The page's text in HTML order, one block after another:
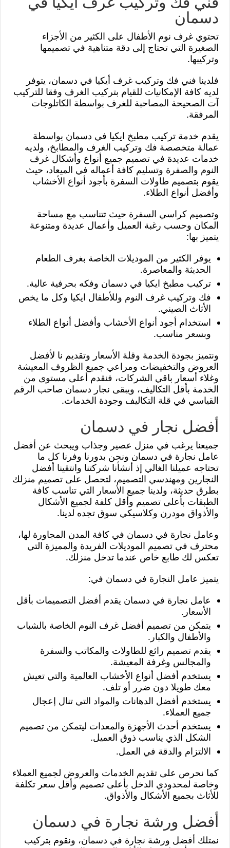
دسمان
تحتوي غرف نوم الأطفال على الكثير من الأجزاء
الصغيرة التي تحتاج إلى دقة متناهية في تصميمها
وتركيبها.
فلدينا فني فك وتركيب غرف أيكيا في دسمان، يتوفر
لديه كافة الإمكانيات للقيام بتركيب الغرف وفقا للتركيب
آت الصحيحة المصاحبة للغرف بواسطة الكاتلوجات
المرفقة.
يقدم خدمة تركيب مطبخ ايكيا في دسمان بواسطة
عمالة متخصصة فك وتركيب الغرف والمطابخ، ولديه
خدمات عديدة في تصميم جميع أنواع وأشكال غرف
النوم والصفرة وتسليم كافة أعماله في الميعاد، حيث
يقوم بتصميم طاولات السفرة بأجود أنواع الأخشاب
وأفضل أنواع الطلاء.
وتصميم كراسي السفرة حيث تتناسب مع مساحة
المكان وحسب رغبة العميل وأعمال عديدة ومتنوعة
يتميز بها:
يوفر الكثير من الموديلات الخاصة بغرف الطعام
الحديثة والمعاصرة.
تركيب مطبخ ايكيا في دسمان وفكه بحرفية عالية.
فك وتركيب غرف النوم وللأطفال ايكيا وكل ما يخص
الأثاث الصيني.
استخدام أجود أنواع الأخشاب وأفضل أنواع الطلاء
وبسعر مناسب.
ونتميز بجودة الخدمة وقلة الأسعار وتقديم نا لأفضل
العروض والتخفيضات ومراعي جميع الظروف المعيشة
وغلاء أسعار باقي الشركات، فنقدم أعلى مستوى من
الخدمة بأقل التكاليف، ويبقى نجار دسمان صاحب الرقم
القياسي في قلة التكاليف وجودة الخدمات.
أفضل نجار في دسمان
جميعنا يرغب في منزل عصير وجذاب ويبحث عن أفضل
عامل نجارة في دسمان ونحن بدورنا وفرنا كل ما
تحتاجه عميلنا الغالي إذ أنشأنا شركتنا وانتقينا أفضل
النجارين ومهندسي التصميم، لتحصل على تصميم منزلك
بطرق حديثة، ولدينا جميع الأسعار التي تناسب كافة
الطبقات بأعلى تصميم وأقل كلفة لجميع الأشكال
والأذواق مودرن وكلاسيكي سوق تجده لدينا.
وعامل نجارة في دسمان في كافة المدن المجاورة لها،
محترف في تصميم الموديلات الفريدة والمميزة التي
تعكس لك طابع خاص عندما تدخل منزلك.
يتميز عامل النجارة في دسمان في:
عامل نجارة في دسمان يقدم أفضل التصميمات بأقل
الأسعار.
يتمكن من تصميم أفضل غرف النوم الخاصة بالشباب
والأطفال والكبار.
يقدم تصميم رائع للطاولات والمكاتب والسفرة
والمجالس وغرفة المعيشة.
يستخدم أفضل أنواع الأخشاب العالمية والتي تعيش
معك طويلا دون ضرر أو تلف.
يستخدم أفضل الدهانات والمواد التي تنال إعجال
جميع العملاء.
يستخدم أحدث الأجهزة والمعدات ليتمكن من تصميم
الشكل الذي يناسب ذوق العميل.
الالتزام والدقة في العمل.
كما نحرص على تقديم الخدمات والعروض لجميع العملاء
وخاصة لمحدودي الدخل بأعلى تصميم وأقل سعر تكلفة
للأثاث بجميع الأشكال والأذواق.
أفضل ورشة نجارة في دسمان
نمتلك أفضل ورشة نجارة في دسمان، ونقوم بتركيب